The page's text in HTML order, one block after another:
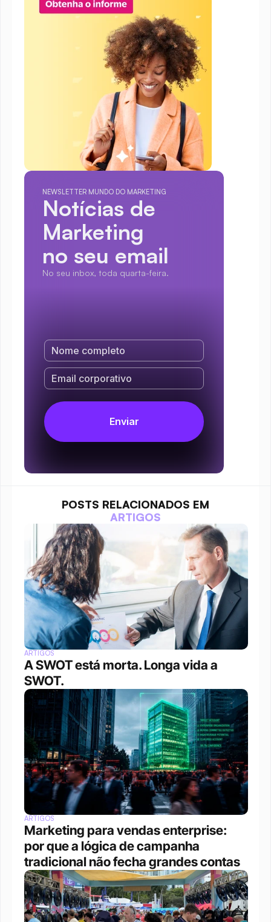
NEWSLETTER MUNDO DO MARKETING
Notícias de
Marketing
no seu email
No seu inbox, toda quarta-feira.
POSTS RELACIONADOS EM
ARTIGOS
ARTIGOS
A SWOT está morta. Longa vida a
SWOT.
ARTIGOS
Marketing para vendas enterprise:
por que a lógica de campanha
tradicional não fecha grandes contas